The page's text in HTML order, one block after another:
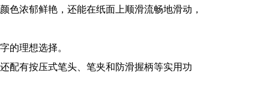
浓郁鲜艳，还能在纸面上顺滑流畅地滑动，
理想选择。
配有按压式笔头、笔夹和防滑握柄等实用功